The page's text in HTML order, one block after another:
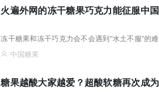
火遍外网的冻干糖果巧克力能征服中
冻干糖果和冻干巧克力会不会遇到“水土不服”的难
中国糖果
糖果越酸大家越爱？超酸软糖再次成为